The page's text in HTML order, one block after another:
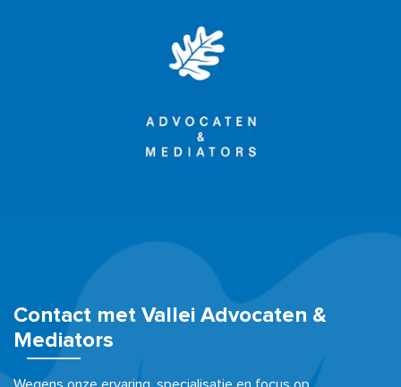
Contact met Vallei Advocaten &
Mediators